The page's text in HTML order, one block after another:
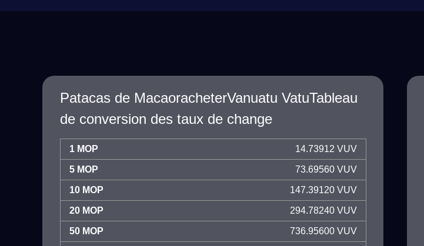
Patacas de MacaoracheterVanuatu VatuTableau
de conversion des taux de change
1 MOP 14.73912 VUV
5 MOP 73.69560 VUV
10 MOP 147.39120 VUV
20 MOP 294.78240 VUV
50 MOP 736.95600 VUV